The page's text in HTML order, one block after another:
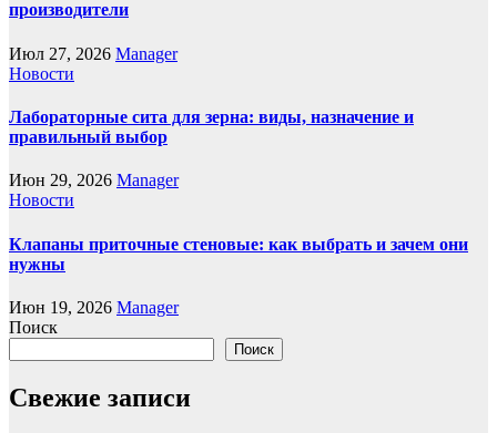
производители
Июл 27, 2026 Manager
Новости
Лабораторные сита для зерна: виды, назначение и
правильный выбор
Июн 29, 2026 Manager
Новости
Клапаны приточные стеновые: как выбрать и зачем они
нужны
Июн 19, 2026 Manager
Поиск
Поиск
Свежие записи